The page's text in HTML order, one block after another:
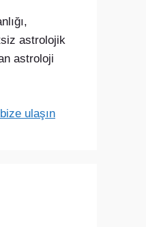
astrolojik
astroloji
ulaşın